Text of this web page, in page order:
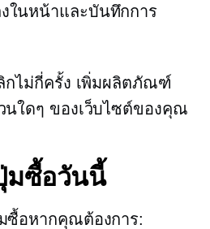
ในหน้าและบันทึกการ
กไม่กี่ครั้ง เพิ่มผลิตภัณฑ์
นใดๆ ของเว็บไซต์ของคุณ
มซื้อวันนี้
อหากคุณต้องการ: